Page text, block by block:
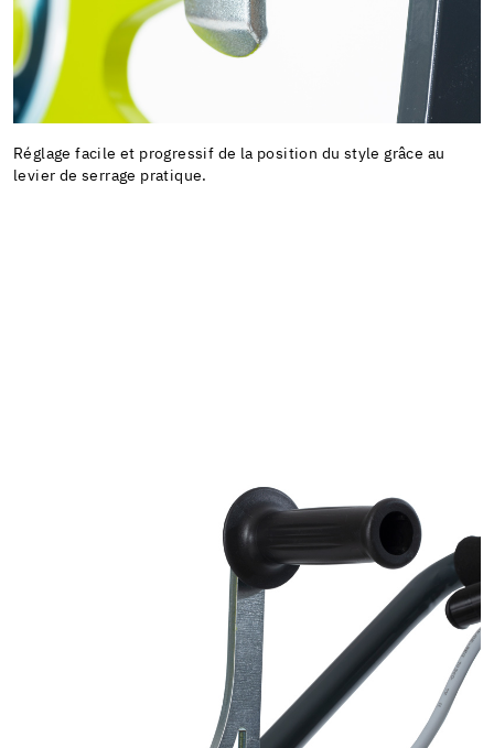
Réglage facile et progressif de la position du style grâce au
levier de serrage pratique.